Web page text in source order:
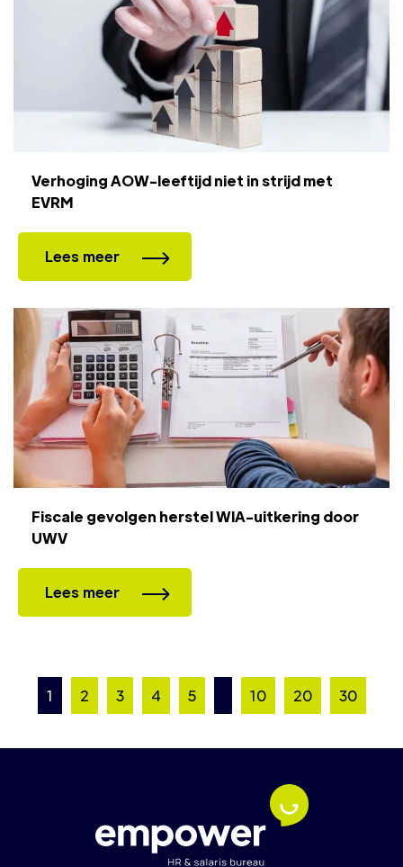
Verhoging AOW-leeftijd niet in strijd met
EVRM
Lees meer
Fiscale gevolgen herstel WIA-uitkering door
UWV
Lees meer
1 2 3 4 5 10 20 30